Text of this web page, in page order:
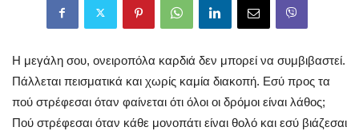
Η μεγάλη σου, ονειροπόλα καρδιά δεν μπορεί να συμβιβαστεί.
Πάλλεται πεισματικά και χωρίς καμία διακοπή. Εσύ προς τα
πού στρέφεσαι όταν φαίνεται ότι όλοι οι δρόμοι είναι λάθος;
Πού στρέφεσαι όταν κάθε μονοπάτι είναι θολό και εσύ βιάζεσαι